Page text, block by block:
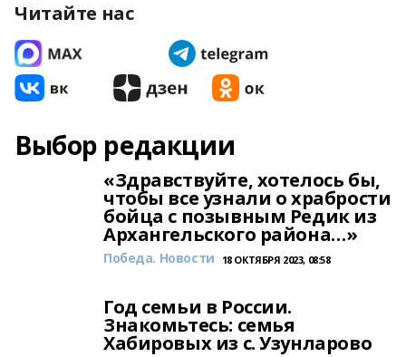
Читайте нас
Выбор редакции
«Здравствуйте, хотелось бы,
чтобы все узнали о храбрости
бойца с позывным Редик из
Архангельского района…»
Победа. Новости 18 ОКТЯБРЯ 2023, 08:58
Год семьи в России.
Знакомьтесь: семья
Хабировых из с. Узунларово